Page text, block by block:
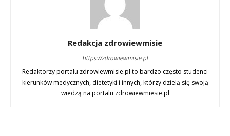
Redakcja zdrowiewmisie
https://zdrowiewmisie.pl
Redaktorzy portalu zdrowiewmisie.pl to bardzo często studenci
kierunków medycznych, dietetyki i innych, którzy dzielą się swoją
wiedzą na portalu zdrowiewmiesie.pl